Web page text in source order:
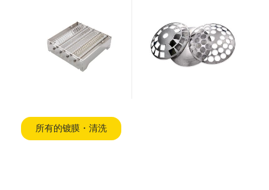
所有的镀膜・清洗